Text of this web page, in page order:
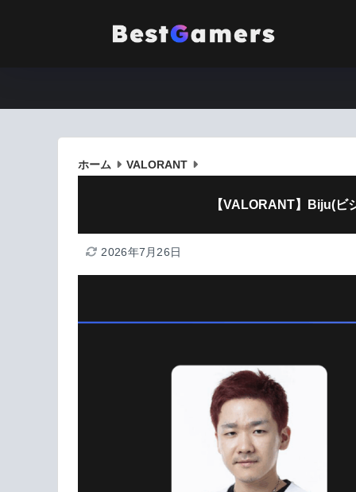
ホーム VALORANT
【VALORANT】Biju(ビ
2026年7月26日